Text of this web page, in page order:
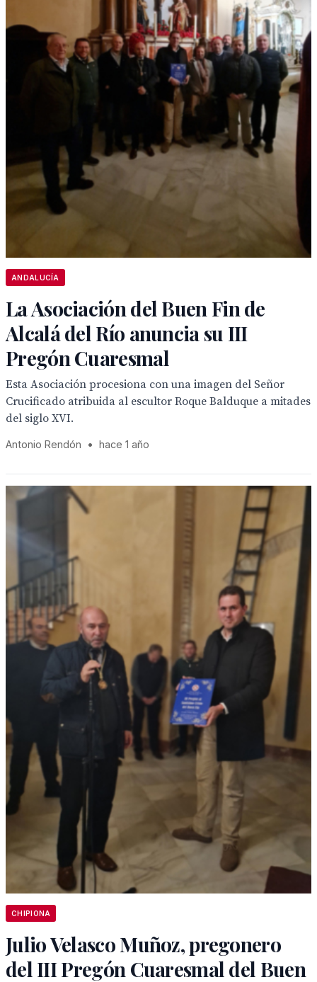
ANDALUCÍA
La Asociación del Buen Fin de
Alcalá del Río anuncia su III
Pregón Cuaresmal
Esta Asociación procesiona con una imagen del Señor
Crucificado atribuida al escultor Roque Balduque a mitades
del siglo XVI.
Antonio Rendón • hace 1 año
CHIPIONA
Julio Velasco Muñoz, pregonero
del III Pregón Cuaresmal del Buen